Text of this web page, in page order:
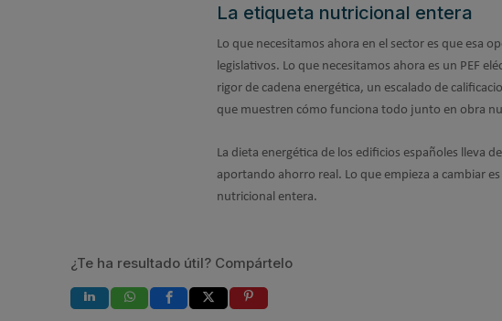
La etiqueta nutricional entera
Lo que necesitamos ahora en el sector es que esa
legislativos. Lo que necesitamos ahora es un PEF
rigor de cadena energética, un escalado de
que muestren cómo funciona todo junto en obra
La dieta energética de los edificios españoles lleva
aportando ahorro real. Lo que empieza a cambiar
nutricional entera.
¿Te ha resultado útil? Compártelo